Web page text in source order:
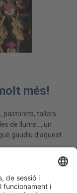
més!
pastorets, tallers
de llums…, un
gaudiu d’aquest